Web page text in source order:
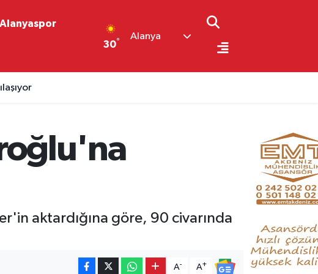
Alanyaspor
30°
Alanya
aktardığına göre, 90 civarında
A- A+